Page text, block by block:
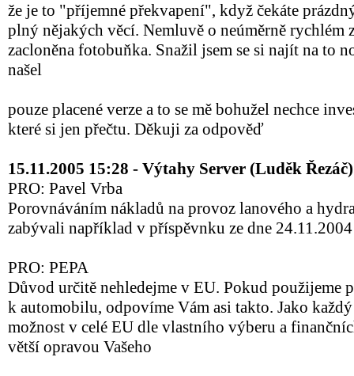
že je to "příjemné překvapení", když čekáte
plný nějakých věcí. Nemluvě o neúměrně
zacloněna fotobuňka. Snažil jsem se si najít na to
našel
pouze placené verze a to se mě bohužel nechce
které si jen přečtu. Děkuji za odpověď
15.11.2005 15:28 - Výtahy Server (Luděk Řezáč)
PRO: Pavel Vrba
Porovnáváním nákladů na provoz lanového a
zabývali například v příspěvnku ze dne 24.11.2004
PRO: PEPA
Důvod určitě nehledejme v EU. Pokud použijeme
k automobilu, odpovíme Vám asi takto. Jako
možnost v celé EU dle vlastního výberu a
větší opravou Vašeho